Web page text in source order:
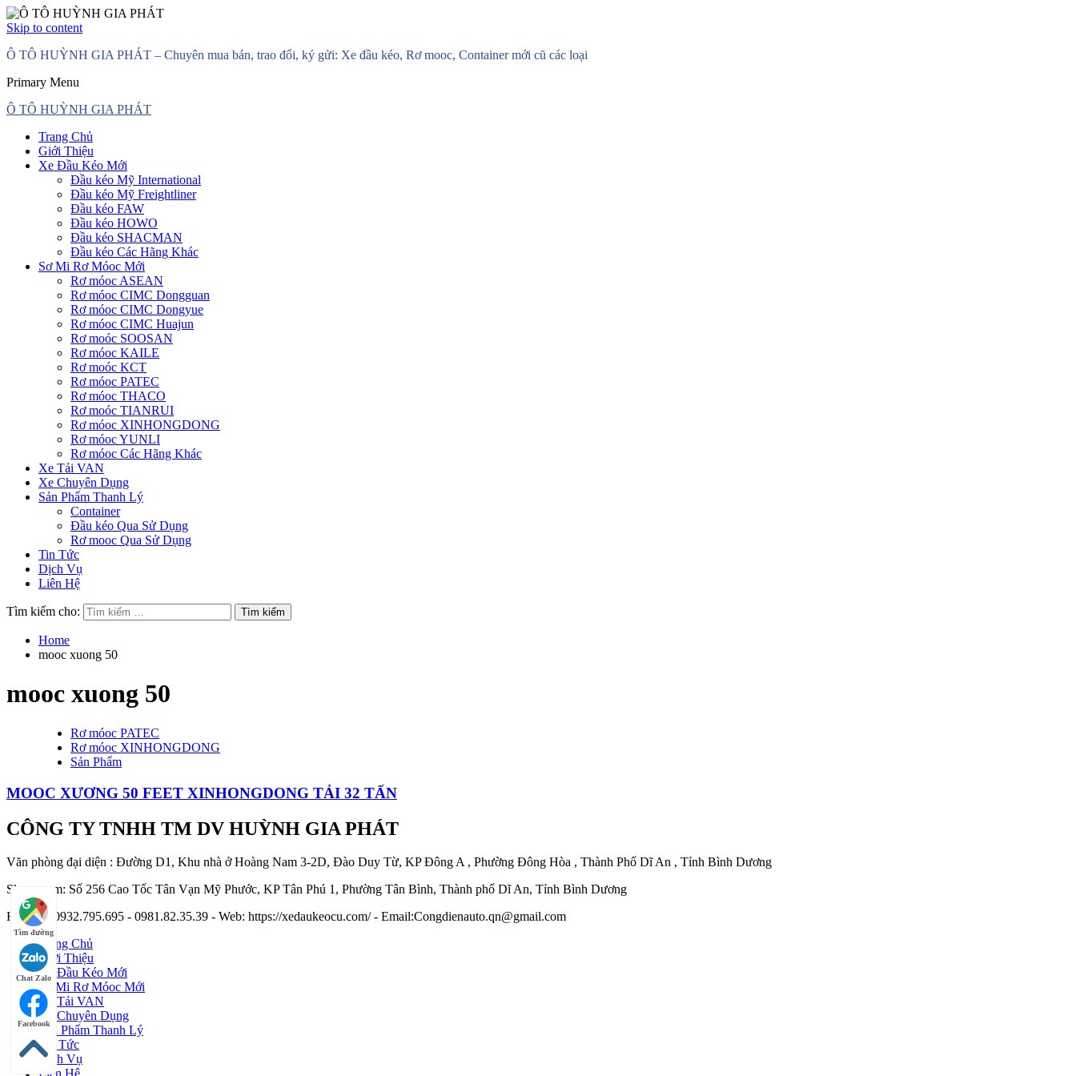
Skip to content
Ô TÔ HUỲNH GIA PHÁT – Chuyên mua bán, trao đổi, ký gửi: Xe đầu kéo, Rơ mooc, Container mới cũ các loại
Primary Menu
Ô TÔ HUỲNH GIA PHÁT
Trang Chủ
Giới Thiệu
Xe Đầu Kéo Mới
Đầu kéo Mỹ International
Đầu kéo Mỹ Freightliner
Đầu kéo FAW
Đầu kéo HOWO
Đầu kéo SHACMAN
Đầu kéo Các Hãng Khác
Sơ Mi Rơ Móoc Mới
Rơ móoc ASEAN
Rơ móoc CIMC Dongguan
Rơ móoc CIMC Dongyue
Rơ móoc CIMC Huajun
Rơ moóc SOOSAN
Rơ móoc KAILE
Rơ moóc KCT
Rơ móoc PATEC
Rơ móoc THACO
Rơ moóc TIANRUI
Rơ móoc XINHONGDONG
Rơ móoc YUNLI
Rơ móoc Các Hãng Khác
Xe Tải VAN
Xe Chuyên Dụng
Sản Phẩm Thanh Lý
Container
Đầu kéo Qua Sử Dụng
Rơ mooc Qua Sử Dụng
Tin Tức
Dịch Vụ
Liên Hệ
Tìm kiếm cho:
Home
mooc xuong 50
mooc xuong 50
Rơ móoc PATEC
Rơ móoc XINHONGDONG
Sản Phẩm
MOOC XƯƠNG 50 FEET XINHONGDONG TẢI 32 TẤN
CÔNG TY TNHH TM DV HUỲNH GIA PHÁT
Văn phòng đại diện : Đường D1, Khu nhà ở Hoàng Nam 3-2D, Đào Duy Từ, KP Đông A , Phường Đông Hòa , Thành Phố Dĩ An , Tỉnh Bình Dương
Showroom: Số 256 Cao Tốc Tân Vạn Mỹ Phước, KP Tân Phú 1, Phường Tân Bình, Thành phố Dĩ An, Tỉnh Bình Dương
Hotline : 0932.795.695 - 0981.82.35.39 - Web: https://xedaukeocu.com/ - Email:Congdienauto.qn@gmail.com
Tìm đường
Chat Zalo
Facebook
Trang Chủ
Giới Thiệu
Xe Đầu Kéo Mới
Sơ Mi Rơ Móoc Mới
Xe Tải VAN
Xe Chuyên Dụng
Sản Phẩm Thanh Lý
Tin Tức
Dịch Vụ